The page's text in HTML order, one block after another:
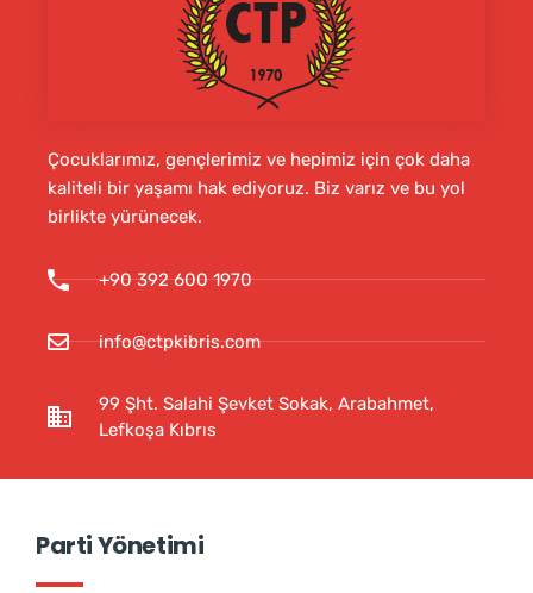
Çocuklarımız, gençlerimiz ve hepimiz için çok daha
kaliteli bir yaşamı hak ediyoruz. Biz varız ve bu yol
birlikte yürünecek.
+90 392 600 1970
info@ctpkibris.com
99 Şht. Salahi Şevket Sokak, Arabahmet,
Lefkoşa Kıbrıs
Parti Yönetimi